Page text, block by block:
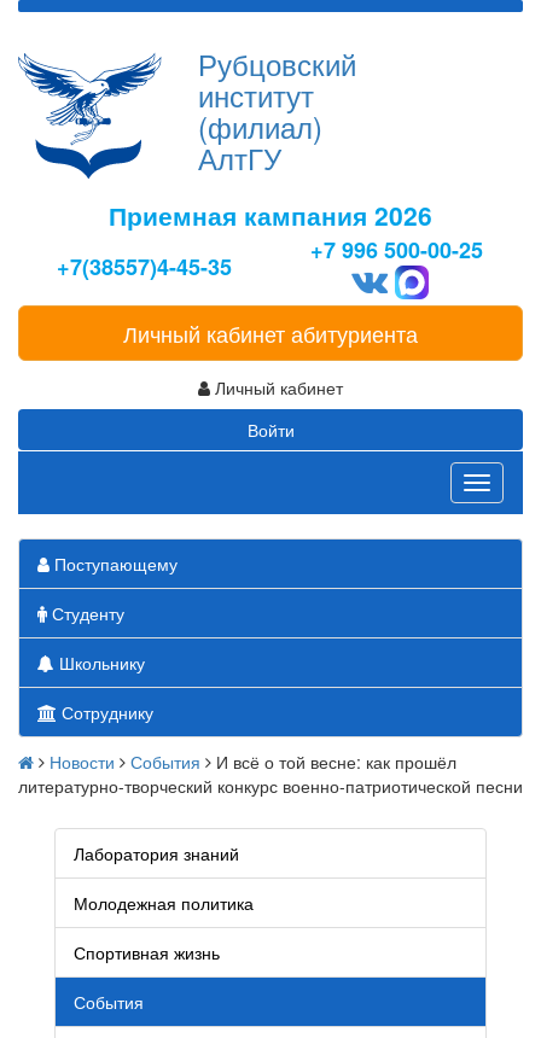
Рубцовский
институт
(филиал)
АлтГУ
Приемная кампания 2026
+7(38557)4-45-35
+7 996 500-00-25
Личный кабинет абитуриента
Личный кабинет
Войти
Toggle
Поступающему
Студенту
Школьнику
Сотруднику
Новости События
И всё о той весне: как прошёл
литературно-творческий конкурс военно-патриотической песни
Лаборатория знаний
Молодежная политика
Спортивная жизнь
События